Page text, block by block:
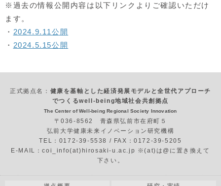
※過去の情報公開内容は以下リンクよりご確認いただけ
ます。
・ 2024.9.11公開
・ 2024.5.15公開
正式拠点名： 健康を基軸とした経済発展モデルと全世代アプローチ
でつくるwell-being地域社会共創拠点
The Center of Well-being Regional Society Innovation
〒036-8562 青森県弘前市在府町５
弘前大学健康未来イノベーション研究機構
TEL：0172-39-5538 / FAX：0172-39-5205
E-MAIL：coi_info(at)hirosaki-u.ac.jp ※(at)は@に置き換えて
下さい。